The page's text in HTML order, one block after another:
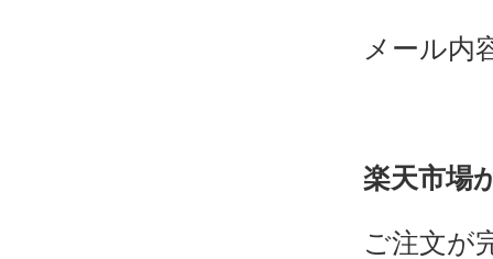
メール内
楽天市場
ご注文が